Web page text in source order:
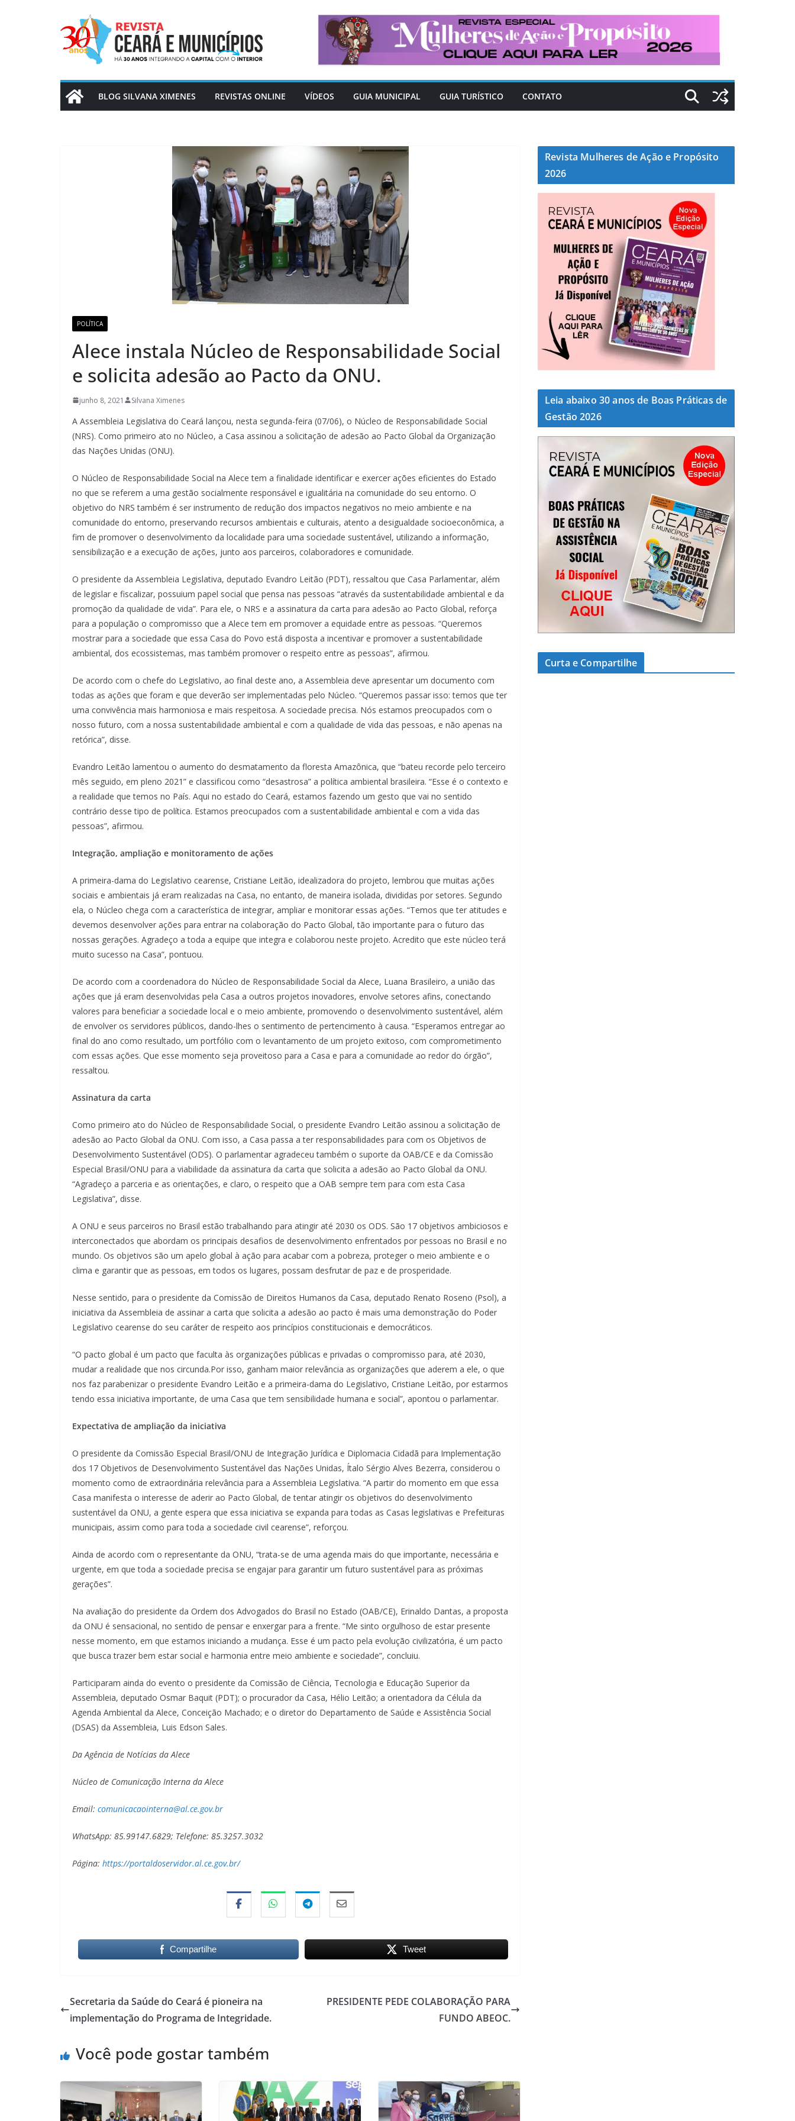
BLOG SILVANA XIMENES REVISTAS ONLINE VÍDEOS GUIA MUNICIPAL GUIA TURÍSTICO CONTATO
POLÍTICA
Alece instala Núcleo de Responsabilidade Social
e solicita adesão ao Pacto da ONU.
junho 8, 2021 Silvana Ximenes
A Assembleia Legislativa do Ceará lançou, nesta segunda-feira (07/06), o Núcleo de Responsabilidade Social
(NRS). Como primeiro ato no Núcleo, a Casa assinou a solicitação de adesão ao Pacto Global da Organização
das Nações Unidas (ONU).
O Núcleo de Responsabilidade Social na Alece tem a finalidade identificar e exercer ações eficientes do Estado
no que se referem a uma gestão socialmente responsável e igualitária na comunidade do seu entorno. O
objetivo do NRS também é ser instrumento de redução dos impactos negativos no meio ambiente e na
comunidade do entorno, preservando recursos ambientais e culturais, atento a desigualdade socioeconômica, a
fim de promover o desenvolvimento da localidade para uma sociedade sustentável, utilizando a informação,
sensibilização e a execução de ações, junto aos parceiros, colaboradores e comunidade.
O presidente da Assembleia Legislativa, deputado Evandro Leitão (PDT), ressaltou que Casa Parlamentar, além
de legislar e fiscalizar, possuium papel social que pensa nas pessoas “através da sustentabilidade ambiental e da
promoção da qualidade de vida”. Para ele, o NRS e a assinatura da carta para adesão ao Pacto Global, reforça
para a população o compromisso que a Alece tem em promover a equidade entre as pessoas. “Queremos
mostrar para a sociedade que essa Casa do Povo está disposta a incentivar e promover a sustentabilidade
ambiental, dos ecossistemas, mas também promover o respeito entre as pessoas”, afirmou.
De acordo com o chefe do Legislativo, ao final deste ano, a Assembleia deve apresentar um documento com
todas as ações que foram e que deverão ser implementadas pelo Núcleo. “Queremos passar isso: temos que ter
uma convivência mais harmoniosa e mais respeitosa. A sociedade precisa. Nós estamos preocupados com o
nosso futuro, com a nossa sustentabilidade ambiental e com a qualidade de vida das pessoas, e não apenas na
retórica”, disse.
Evandro Leitão lamentou o aumento do desmatamento da floresta Amazônica, que “bateu recorde pelo terceiro
mês seguido, em pleno 2021” e classificou como “desastrosa” a política ambiental brasileira. “Esse é o contexto e
a realidade que temos no País. Aqui no estado do Ceará, estamos fazendo um gesto que vai no sentido
contrário desse tipo de política. Estamos preocupados com a sustentabilidade ambiental e com a vida das
pessoas”, afirmou.
Integração, ampliação e monitoramento de ações
A primeira-dama do Legislativo cearense, Cristiane Leitão, idealizadora do projeto, lembrou que muitas ações
sociais e ambientais já eram realizadas na Casa, no entanto, de maneira isolada, divididas por setores. Segundo
ela, o Núcleo chega com a característica de integrar, ampliar e monitorar essas ações. “Temos que ter atitudes e
devemos desenvolver ações para entrar na colaboração do Pacto Global, tão importante para o futuro das
nossas gerações. Agradeço a toda a equipe que integra e colaborou neste projeto. Acredito que este núcleo terá
muito sucesso na Casa”, pontuou.
De acordo com a coordenadora do Núcleo de Responsabilidade Social da Alece, Luana Brasileiro, a união das
ações que já eram desenvolvidas pela Casa a outros projetos inovadores, envolve setores afins, conectando
valores para beneficiar a sociedade local e o meio ambiente, promovendo o desenvolvimento sustentável, além
de envolver os servidores públicos, dando-lhes o sentimento de pertencimento à causa. “Esperamos entregar ao
final do ano como resultado, um portfólio com o levantamento de um projeto exitoso, com comprometimento
com essas ações. Que esse momento seja proveitoso para a Casa e para a comunidade ao redor do órgão”,
ressaltou.
Assinatura da carta
Como primeiro ato do Núcleo de Responsabilidade Social, o presidente Evandro Leitão assinou a solicitação de
adesão ao Pacto Global da ONU. Com isso, a Casa passa a ter responsabilidades para com os Objetivos de
Desenvolvimento Sustentável (ODS). O parlamentar agradeceu também o suporte da OAB/CE e da Comissão
Especial Brasil/ONU para a viabilidade da assinatura da carta que solicita a adesão ao Pacto Global da ONU.
“Agradeço a parceria e as orientações, e claro, o respeito que a OAB sempre tem para com esta Casa
Legislativa”, disse.
A ONU e seus parceiros no Brasil estão trabalhando para atingir até 2030 os ODS. São 17 objetivos ambiciosos e
interconectados que abordam os principais desafios de desenvolvimento enfrentados por pessoas no Brasil e no
mundo. Os objetivos são um apelo global à ação para acabar com a pobreza, proteger o meio ambiente e o
clima e garantir que as pessoas, em todos os lugares, possam desfrutar de paz e de prosperidade.
Nesse sentido, para o presidente da Comissão de Direitos Humanos da Casa, deputado Renato Roseno (Psol), a
iniciativa da Assembleia de assinar a carta que solicita a adesão ao pacto é mais uma demonstração do Poder
Legislativo cearense do seu caráter de respeito aos princípios constitucionais e democráticos.
“O pacto global é um pacto que faculta às organizações públicas e privadas o compromisso para, até 2030,
mudar a realidade que nos circunda.Por isso, ganham maior relevância as organizações que aderem a ele, o que
nos faz parabenizar o presidente Evandro Leitão e a primeira-dama do Legislativo, Cristiane Leitão, por estarmos
tendo essa iniciativa importante, de uma Casa que tem sensibilidade humana e social”, apontou o parlamentar.
Expectativa de ampliação da iniciativa
O presidente da Comissão Especial Brasil/ONU de Integração Jurídica e Diplomacia Cidadã para Implementação
dos 17 Objetivos de Desenvolvimento Sustentável das Nações Unidas, Ítalo Sérgio Alves Bezerra, considerou o
momento como de extraordinária relevância para a Assembleia Legislativa. “A partir do momento em que essa
Casa manifesta o interesse de aderir ao Pacto Global, de tentar atingir os objetivos do desenvolvimento
sustentável da ONU, a gente espera que essa iniciativa se expanda para todas as Casas legislativas e Prefeituras
municipais, assim como para toda a sociedade civil cearense”, reforçou.
Ainda de acordo com o representante da ONU, “trata-se de uma agenda mais do que importante, necessária e
urgente, em que toda a sociedade precisa se engajar para garantir um futuro sustentável para as próximas
gerações”.
Na avaliação do presidente da Ordem dos Advogados do Brasil no Estado (OAB/CE), Erinaldo Dantas, a proposta
da ONU é sensacional, no sentido de pensar e enxergar para a frente. “Me sinto orgulhoso de estar presente
nesse momento, em que estamos iniciando a mudança. Esse é um pacto pela evolução civilizatória, é um pacto
que busca trazer bem estar social e harmonia entre meio ambiente e sociedade”, concluiu.
Participaram ainda do evento o presidente da Comissão de Ciência, Tecnologia e Educação Superior da
Assembleia, deputado Osmar Baquit (PDT); o procurador da Casa, Hélio Leitão; a orientadora da Célula da
Agenda Ambiental da Alece, Conceição Machado; e o diretor do Departamento de Saúde e Assistência Social
(DSAS) da Assembleia, Luis Edson Sales.
Da Agência de Notícias da Alece
Núcleo de Comunicação Interna da Alece
Email: comunicacaointerna@al.ce.gov.br
WhatsApp: 85.99147.6829; Telefone: 85.3257.3032
Página: https://portaldoservidor.al.ce.gov.br/
Compartilhe Tweet
Secretaria da Saúde do Ceará é pioneira na
implementação do Programa de Integridade.
PRESIDENTE PEDE COLABORAÇÃO PARA
FUNDO ABEOC.
Você pode gostar também
Revista Mulheres de Ação e Propósito
2026
Leia abaixo 30 anos de Boas Práticas de
Gestão 2026
Curta e Compartilhe